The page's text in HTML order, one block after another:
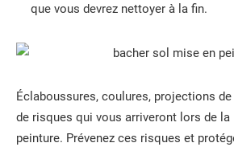
que vous devrez nettoyer à la fin.
Éclaboussures, coulures, projections
de risques qui vous arriveront lors de la
peinture. Prévenez ces risques et